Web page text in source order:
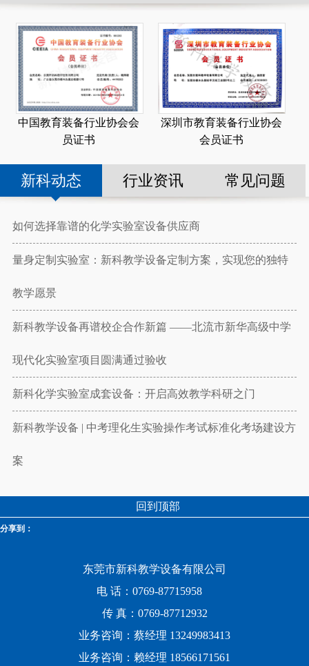
中国教育装备行业协会会
员证书
深圳市教育装备行业协会
会员证书
新科动态 行业资讯 常见问题
如何选择靠谱的化学实验室设备供应商
量身定制实验室：新科教学设备定制方案，实现您的独特
教学愿景
新科教学设备再谱校企合作新篇 ——北流市新华高级中学
现代化实验室项目圆满通过验收
新科化学实验室成套设备：开启高效教学科研之门
新科教学设备 | 中考理化生实验操作考试标准化考场建设方
案
回到顶部
分享到：
东莞市新科教学设备有限公司
电 话：0769-87715958
传 真：0769-87712932
业务咨询：蔡经理 13249983413
业务咨询：赖经理 18566171561